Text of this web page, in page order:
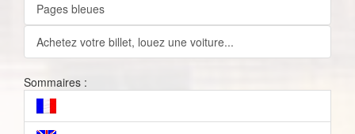
Pages bleues
Achetez votre billet, louez une voiture...
Sommaires :